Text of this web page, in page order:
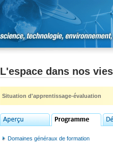
L'espace dans nos vies
Situation d'apprentissage-évaluation
Domaines généraux de formation